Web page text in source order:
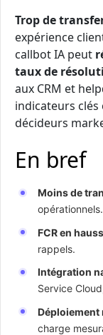
Trop de
expérience
callbot IA peut
taux de
aux CRM et
indicateurs clés
décideurs
En bref
Moins de
opérationnels.
FCR en
rappels.
Intégration
Service
Déploiement
charge